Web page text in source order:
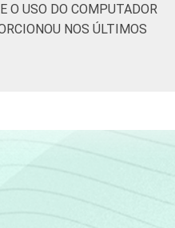
O USO DO COMPUTADOR
NOS ÚLTIMOS